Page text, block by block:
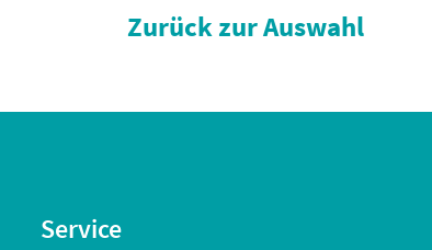
Zurück zur Auswahl
Service